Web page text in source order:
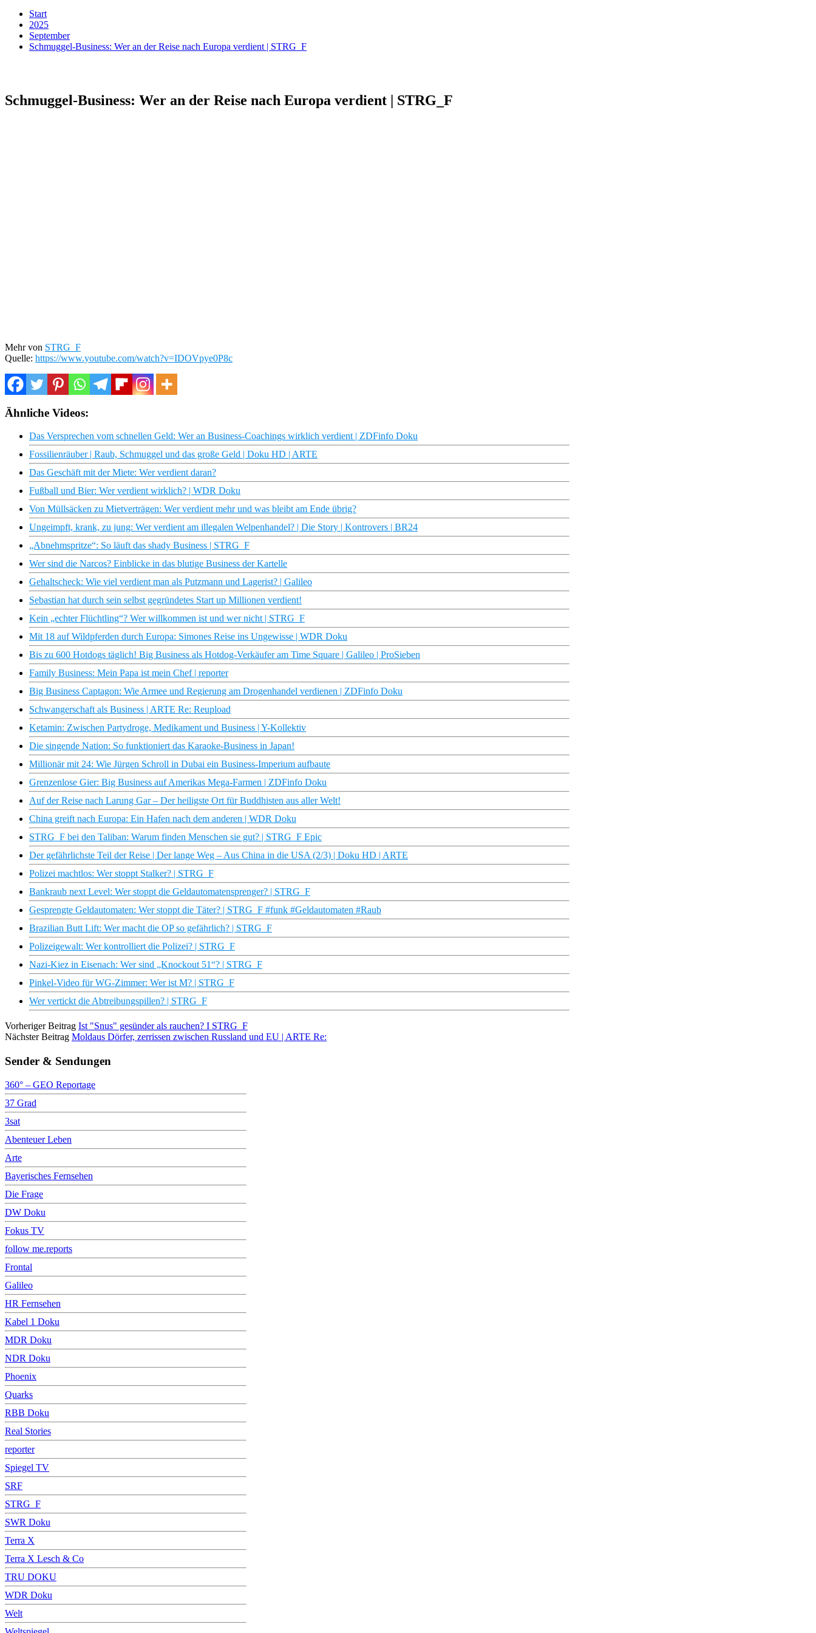
Start
2025
September
Schmuggel-Business: Wer an der Reise nach Europa verdient | STRG_F
Schmuggel-Business: Wer an der Reise nach Europa verdient | STRG_F
Mehr von STRG_F
Quelle: https://www.youtube.com/watch?v=IDOVpye0P8c
Ähnliche Videos:
Das Versprechen vom schnellen Geld: Wer an Business-Coachings wirklich verdient | ZDFinfo Doku
Fossilienräuber | Raub, Schmuggel und das große Geld | Doku HD | ARTE
Das Geschäft mit der Miete: Wer verdient daran?
Fußball und Bier: Wer verdient wirklich? | WDR Doku
Von Müllsäcken zu Mietverträgen: Wer verdient mehr und was bleibt am Ende übrig?
Ungeimpft, krank, zu jung: Wer verdient am illegalen Welpenhandel? | Die Story | Kontrovers | BR24
„Abnehmspritze“: So läuft das shady Business | STRG_F
Wer sind die Narcos? Einblicke in das blutige Business der Kartelle
Gehaltscheck: Wie viel verdient man als Putzmann und Lagerist? | Galileo
Sebastian hat durch sein selbst gegründetes Start up Millionen verdient!
Kein „echter Flüchtling“? Wer willkommen ist und wer nicht | STRG_F
Mit 18 auf Wildpferden durch Europa: Simones Reise ins Ungewisse | WDR Doku
Bis zu 600 Hotdogs täglich! Big Business als Hotdog-Verkäufer am Time Square | Galileo | ProSieben
Family Business: Mein Papa ist mein Chef | reporter
Big Business Captagon: Wie Armee und Regierung am Drogenhandel verdienen | ZDFinfo Doku
Schwangerschaft als Business | ARTE Re: Reupload
Ketamin: Zwischen Partydroge, Medikament und Business | Y-Kollektiv
Die singende Nation: So funktioniert das Karaoke-Business in Japan!
Millionär mit 24: Wie Jürgen Schroll in Dubai ein Business-Imperium aufbaute
Grenzenlose Gier: Big Business auf Amerikas Mega-Farmen | ZDFinfo Doku
Auf der Reise nach Larung Gar – Der heiligste Ort für Buddhisten aus aller Welt!
China greift nach Europa: Ein Hafen nach dem anderen | WDR Doku
STRG_F bei den Taliban: Warum finden Menschen sie gut? | STRG_F Epic
Der gefährlichste Teil der Reise | Der lange Weg – Aus China in die USA (2/3) | Doku HD | ARTE
Polizei machtlos: Wer stoppt Stalker? | STRG_F
Bankraub next Level: Wer stoppt die Geldautomatensprenger? | STRG_F
Gesprengte Geldautomaten: Wer stoppt die Täter? | STRG_F #funk #Geldautomaten #Raub
Brazilian Butt Lift: Wer macht die OP so gefährlich? | STRG_F
Polizeigewalt: Wer kontrolliert die Polizei? | STRG_F
Nazi-Kiez in Eisenach: Wer sind „Knockout 51“? | STRG_F
Pinkel-Video für WG-Zimmer: Wer ist M? | STRG_F
Wer vertickt die Abtreibungspillen? | STRG_F
Vorheriger Beitrag Ist "Snus" gesünder als rauchen? I STRG_F
Nächster Beitrag Moldaus Dörfer, zerrissen zwischen Russland und EU | ARTE Re:
Sender & Sendungen
360° – GEO Reportage
37 Grad
3sat
Abenteuer Leben
Arte
Bayerisches Fernsehen
Die Frage
DW Doku
Fokus TV
follow me.reports
Frontal
Galileo
HR Fernsehen
Kabel 1 Doku
MDR Doku
NDR Doku
Phoenix
Quarks
RBB Doku
Real Stories
reporter
Spiegel TV
SRF
STRG_F
SWR Doku
Terra X
Terra X Lesch & Co
TRU DOKU
WDR Doku
Welt